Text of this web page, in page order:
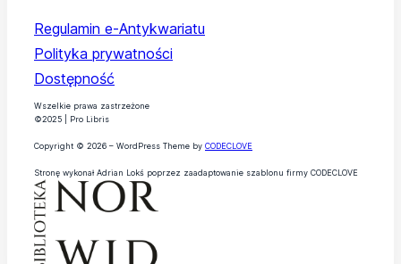
Regulamin e-Antykwariatu
Polityka prywatności
Dostępność
Wszelkie prawa zastrzeżone
©2025 | Pro Libris
Copyright © 2026 – WordPress Theme by CODECLOVE
Stronę wykonał Adrian Lokś poprzez zaadaptowanie szablonu firmy CODECLOVE